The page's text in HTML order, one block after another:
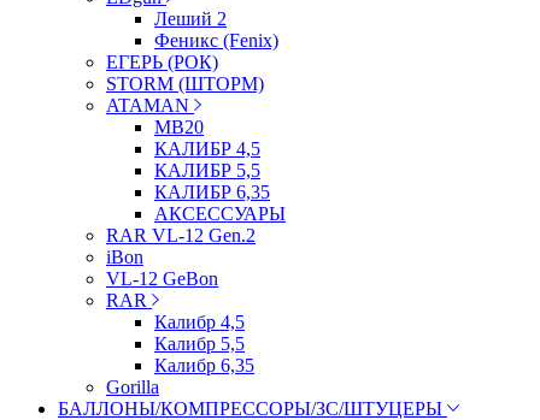
Леший 2
Феникс (Fenix)
ЕГЕРЬ (РОК)
STORM (ШТОРМ)
ATAMAN
МВ20
КАЛИБР 4,5
КАЛИБР 5,5
КАЛИБР 6,35
АКСЕССУАРЫ
RAR VL-12 Gen.2
iBon
VL-12 GeBon
RAR
Калибр 4,5
Калибр 5,5
Калибр 6,35
Gorilla
БАЛЛОНЫ/КОМПРЕССОРЫ/ЗС/ШТУЦЕРЫ